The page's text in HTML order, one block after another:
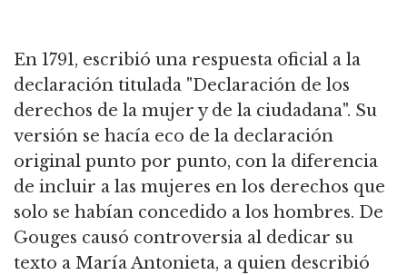
En 1791, escribió una respuesta oficial a la
declaración titulada "Declaración de los
derechos de la mujer y de la ciudadana". Su
versión se hacía eco de la declaración
original punto por punto, con la diferencia
de incluir a las mujeres en los derechos que
solo se habían concedido a los hombres. De
Gouges causó controversia al dedicar su
texto a María Antonieta, a quien describió